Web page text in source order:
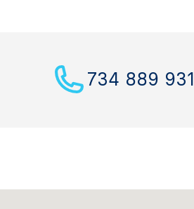
734 889 931